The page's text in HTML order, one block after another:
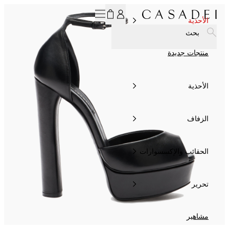
الأحذية
منتجات جديدة
الأحذية
الزفاف
الحقائب والإكسسوارات
تحرير
مشاهير
بحث